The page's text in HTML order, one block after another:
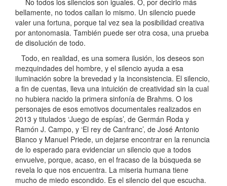
No todos los silencios son iguales. O, por decirlo más
bellamente, no todos callan lo mismo. Un silencio puede
valer una fortuna, porque tal vez sea la posibilidad creativa
por antonomasia. También puede ser otra cosa, una prueba
de disolución de todo.
Todo, en realidad, es una somera ilusión, los deseos son
mezquindades del hombre, y el silencio ayuda a esa
iluminación sobre la brevedad y la inconsistencia. El silencio,
a fin de cuentas, lleva una intuición de creatividad sin la cual
no hubiera nacido la primera sinfonía de Brahms. O los
personajes de esos emotivos documentales realizados en
2013 y titulados ‘Juego de espías’, de Germán Roda y
Ramón J. Campo, y ‘El rey de Canfranc’, de José Antonio
Blanco y Manuel Priede, un dejarse encontrar en la renuncia
de lo esperado para evidenciar un silencio que a todos
envuelve, porque, acaso, en el fracaso de la búsqueda se
revela lo que nos encuentra. La miseria humana tiene
mucho de miedo escondido. Es el silencio del que escucha.